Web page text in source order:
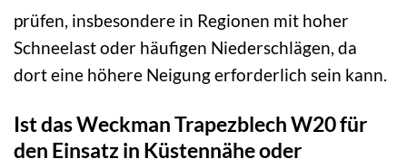
prüfen, insbesondere in Regionen mit hoher
Schneelast oder häufigen Niederschlägen, da
dort eine höhere Neigung erforderlich sein kann.
Ist das Weckman Trapezblech W20 für
den Einsatz in Küstennähe oder